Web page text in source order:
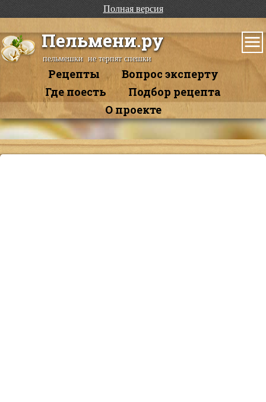
Полная версия
Пельмени.ру
пельмешки не терпят спешки
Рецепты
Вопрос эксперту
Где поесть
Подбор рецепта
О проекте